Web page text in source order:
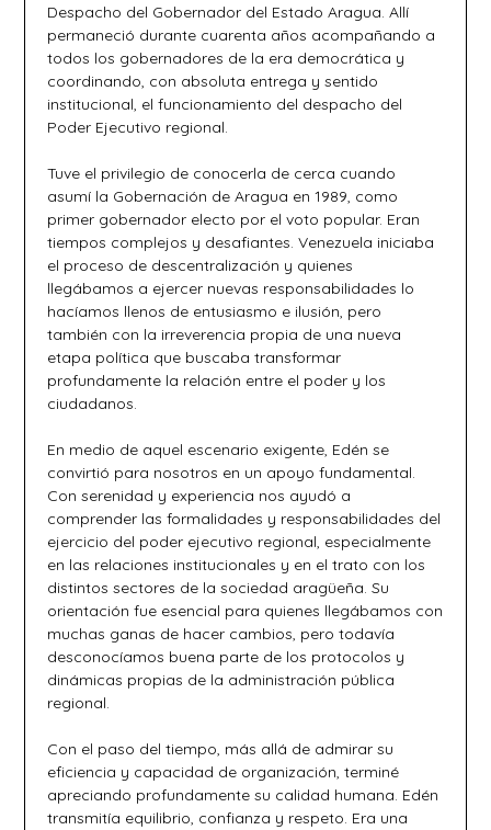
Despacho del Gobernador del Estado Aragua. Allí
permaneció durante cuarenta años acompañando a
todos los gobernadores de la era democrática y
coordinando, con absoluta entrega y sentido
institucional, el funcionamiento del despacho del
Poder Ejecutivo regional.
Tuve el privilegio de conocerla de cerca cuando
asumí la Gobernación de Aragua en 1989, como
primer gobernador electo por el voto popular. Eran
tiempos complejos y desafiantes. Venezuela iniciaba
el proceso de descentralización y quienes
llegábamos a ejercer nuevas responsabilidades lo
hacíamos llenos de entusiasmo e ilusión, pero
también con la irreverencia propia de una nueva
etapa política que buscaba transformar
profundamente la relación entre el poder y los
ciudadanos.
En medio de aquel escenario exigente, Edén se
convirtió para nosotros en un apoyo fundamental.
Con serenidad y experiencia nos ayudó a
comprender las formalidades y responsabilidades del
ejercicio del poder ejecutivo regional, especialmente
en las relaciones institucionales y en el trato con los
distintos sectores de la sociedad aragüeña. Su
orientación fue esencial para quienes llegábamos con
muchas ganas de hacer cambios, pero todavía
desconocíamos buena parte de los protocolos y
dinámicas propias de la administración pública
regional.
Con el paso del tiempo, más allá de admirar su
eficiencia y capacidad de organización, terminé
apreciando profundamente su calidad humana. Edén
transmitía equilibrio, confianza y respeto. Era una